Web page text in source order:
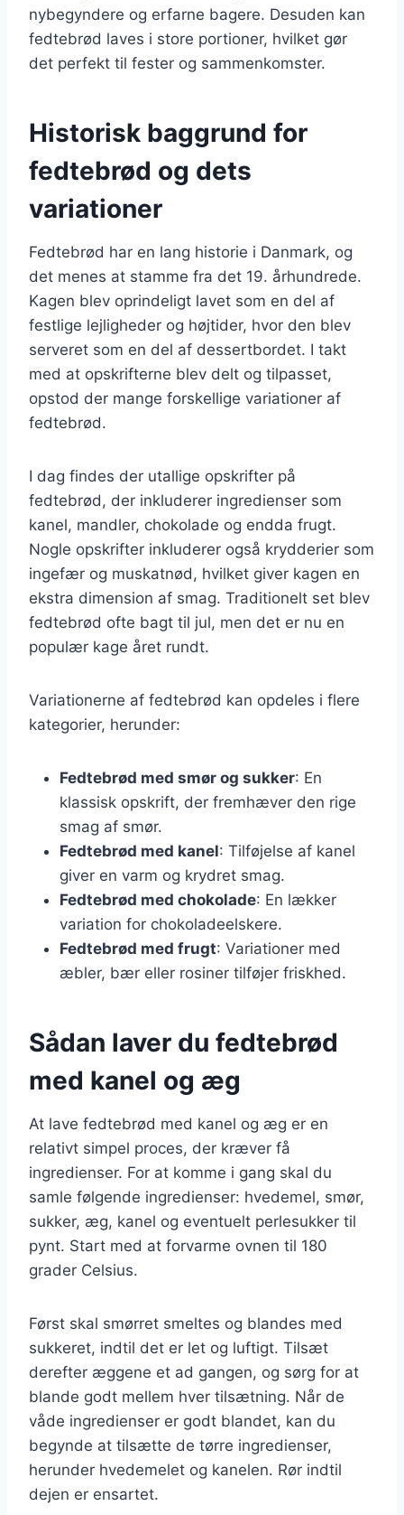
nybegyndere og erfarne bagere. Desuden kan
fedtebrød laves i store portioner, hvilket gør
det perfekt til fester og sammenkomster.
Historisk baggrund for
fedtebrød og dets
variationer
Fedtebrød har en lang historie i Danmark, og
det menes at stamme fra det 19. århundrede.
Kagen blev oprindeligt lavet som en del af
festlige lejligheder og højtider, hvor den blev
serveret som en del af dessertbordet. I takt
med at opskrifterne blev delt og tilpasset,
opstod der mange forskellige variationer af
fedtebrød.
I dag findes der utallige opskrifter på
fedtebrød, der inkluderer ingredienser som
kanel, mandler, chokolade og endda frugt.
Nogle opskrifter inkluderer også krydderier som
ingefær og muskatnød, hvilket giver kagen en
ekstra dimension af smag. Traditionelt set blev
fedtebrød ofte bagt til jul, men det er nu en
populær kage året rundt.
Variationerne af fedtebrød kan opdeles i flere
kategorier, herunder:
Fedtebrød med smør og sukker: En
klassisk opskrift, der fremhæver den rige
smag af smør.
Fedtebrød med kanel: Tilføjelse af kanel
giver en varm og krydret smag.
Fedtebrød med chokolade: En lækker
variation for chokoladeelskere.
Fedtebrød med frugt: Variationer med
æbler, bær eller rosiner tilføjer friskhed.
Sådan laver du fedtebrød
med kanel og æg
At lave fedtebrød med kanel og æg er en
relativt simpel proces, der kræver få
ingredienser. For at komme i gang skal du
samle følgende ingredienser: hvedemel, smør,
sukker, æg, kanel og eventuelt perlesukker til
pynt. Start med at forvarme ovnen til 180
grader Celsius.
Først skal smørret smeltes og blandes med
sukkeret, indtil det er let og luftigt. Tilsæt
derefter æggene et ad gangen, og sørg for at
blande godt mellem hver tilsætning. Når de
våde ingredienser er godt blandet, kan du
begynde at tilsætte de tørre ingredienser,
herunder hvedemelet og kanelen. Rør indtil
dejen er ensartet.